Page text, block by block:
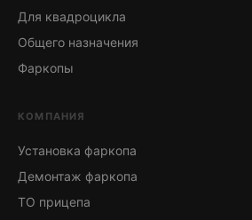
Для квадроцикла
Общего назначения
Фаркопы
КОМПАНИЯ
Установка фаркопа
Демонтаж фаркопа
ТО прицепа